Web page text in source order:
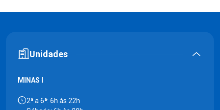
Unidades
MINAS I
2ª a 6ª: 6h às 22h